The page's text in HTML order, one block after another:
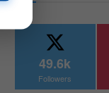
49.6k
Followers